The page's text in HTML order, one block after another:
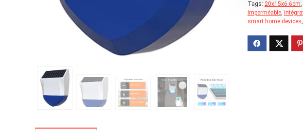
Tags: 20x15x6.6cm,
imperméable,
smart home devices,